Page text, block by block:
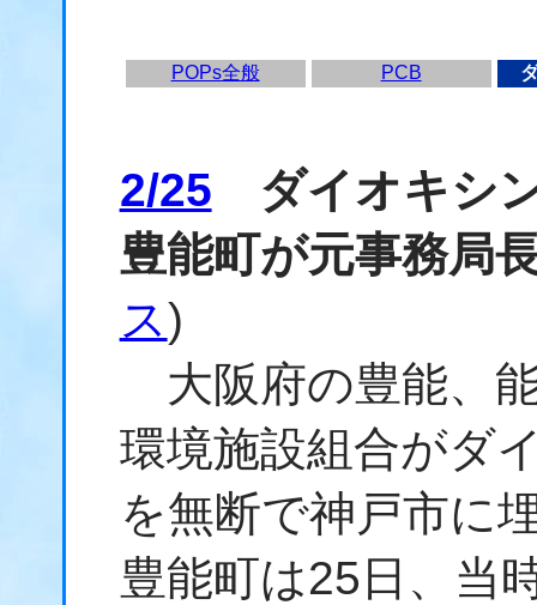
POPs全般 PCB
2/25 ダイオキシ
豊能町が元事務局
ス)
大阪府の豊能、
環境施設組合がダ
を無断で神戸市に
豊能町は25日、当